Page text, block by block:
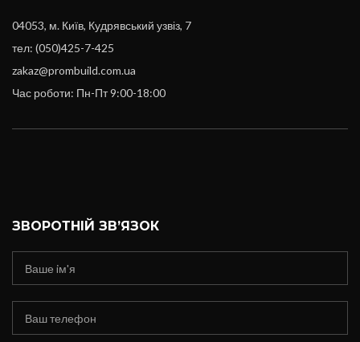
04053, м. Київ, Кудрявський узвіз, 7
тел: (050)425-7-425
zakaz@prombuild.com.ua
Час роботи: Пн-Пт 9:00-18:00
ЗВОРОТНІЙ ЗВ’ЯЗОК